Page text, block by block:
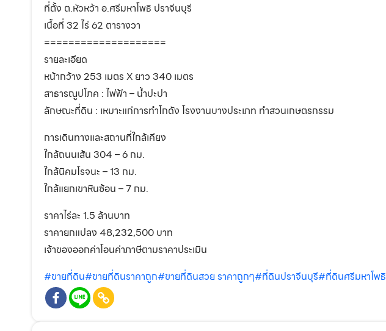
ที่ตั้ง ต.หัวหว้า อ.ศรีมหาโพธิ ปราจีนบุรี
เนื้อที่ 32 ไร่ 62 ตารางวา
====================
รายละเอียด
หน้ากว้าง 253 เมตร X ยาว 340 เมตร
สาธารณูปโภค : ไฟฟ้า – น้ำปะปา
ลักษณะที่ดิน : เหมาะแก่การทำโกดัง โรงงานบางประเภท ทำสวนเกษตรกรรม
การเดินทางและสถานที่ใกล้เคียง
ใกล้ถนนเส้น 304 – 6 กม.
ใกล้นิคมโรจนะ – 13 กม.
ใกล้แยกเขาหินซ้อน – 7 กม.
ราคาไร่ละ 1.5 ล้านบาท
ราคายกแปลง 48,232,500 บาท
เจ้าของออกค่าโอนค่าภาษีตามราคาประเมิน
#ขายที่ดิน#ขายที่ดินราคาถูก#ขายที่ดินสวย ราคาถูกๆ#ที่ดินปราจีนบุรี#ที่ดินศรีมหาโพธิ